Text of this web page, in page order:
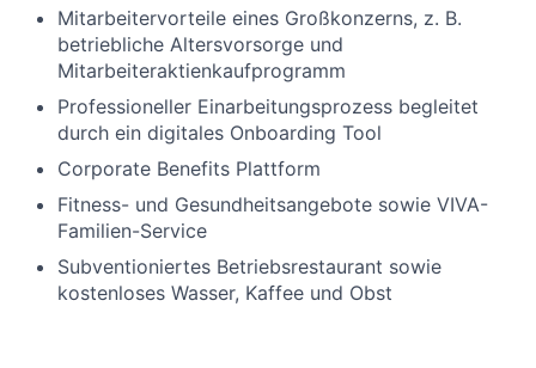
Mitarbeitervorteile eines Großkonzerns, z. B.
betriebliche Altersvorsorge und
Mitarbeiteraktienkaufprogramm
Professioneller Einarbeitungsprozess begleitet
durch ein digitales Onboarding Tool
Corporate Benefits Plattform
Fitness- und Gesundheitsangebote sowie VIVA-
Familien-Service
Subventioniertes Betriebsrestaurant sowie
kostenloses Wasser, Kaffee und Obst